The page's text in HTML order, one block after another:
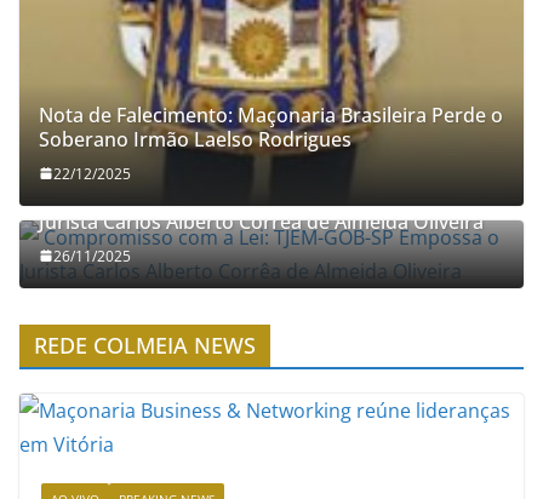
Nota de Falecimento: Maçonaria Brasileira Perde o
Soberano Irmão Laelso Rodrigues
22/12/2025
Jurista Carlos Alberto Corrêa de Almeida Oliveira
26/11/2025
REDE COLMEIA NEWS